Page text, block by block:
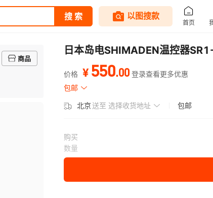
商品
日本岛电SHIMADEN温控器
价格 ¥ 550.00 登录查看更多优惠
包邮
北京送至 选择收货地址 包邮
购买
数量